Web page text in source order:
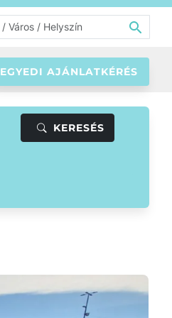
EGYEDI AJÁNLATKÉRÉS
KERESÉS